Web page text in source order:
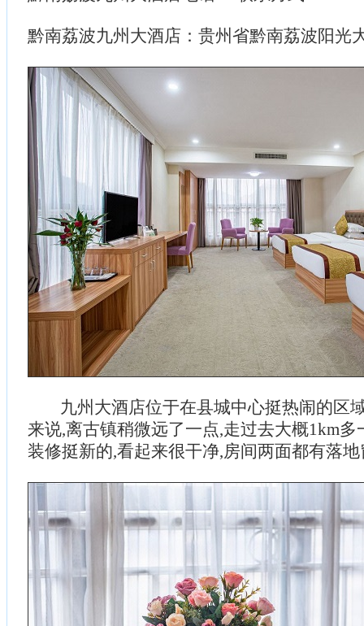
黔南荔波九州大酒店：贵州省黔南荔波阳光
九州大酒店位于在县城中心挺热闹的区
来说,离古镇稍微远了一点,走过去大概1km多
装修挺新的,看起来很干净,房间两面都有落地